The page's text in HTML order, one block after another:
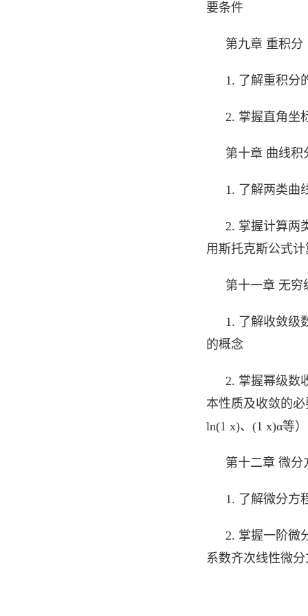
要条件
第九章 重积分
1. 了解重积分
2. 掌握直角坐
第十章 曲线积
1. 了解两类曲
2. 掌握计算两
用斯托克斯公式
第十一章 无穷
1. 了解收敛级
的概念
2. 掌握幂级数
本性质及收敛的
ln(1 x)、(1 x)α等
第十二章 微分
1. 了解微分方
2. 掌握一阶微
系数齐次线性微